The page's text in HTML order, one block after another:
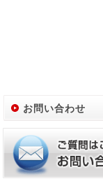
お問い合わせ